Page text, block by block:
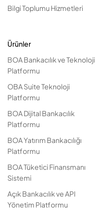
Bilgi Toplumu Hizmetleri
Ürünler
BOA Bankacılık ve Teknoloji
Platformu
OBA Suite Teknoloji
Platformu
BOA Dijital Bankacılık
Platformu
BOA Yatırım Bankacılığı
Platformu
BOA Tüketici Finansmanı
Sistemi
Açık Bankacılık ve API
Yönetim Platformu